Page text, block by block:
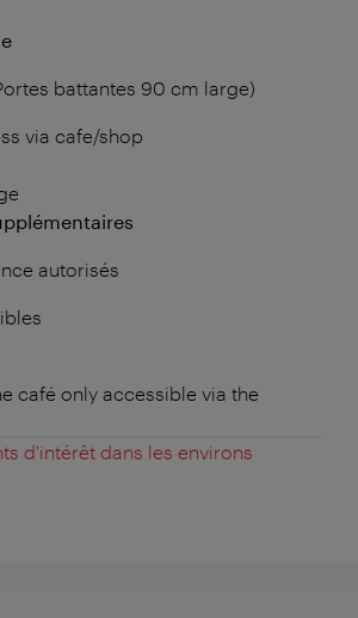
battantes 90 cm large)
via cafe/shop
autorisés
café only accessible via the
d'intérêt dans les environs